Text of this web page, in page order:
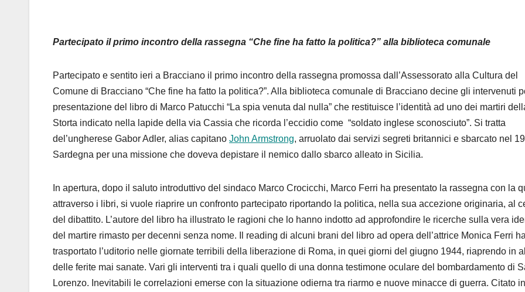
Partecipato il primo incontro della rassegna “Che fine ha fatto la politica?” alla biblioteca comunale
Partecipato e sentito ieri a Bracciano il primo incontro della rassegna promossa dall’Assessorato alla Cultura del
Comune di Bracciano “Che fine ha fatto la politica?”. Alla biblioteca comunale di Bracciano decine gli intervenuti
presentazione del libro di Marco Patucchi “La spia venuta dal nulla” che restituisce l’identità ad uno dei martiri
Storta indicato nella lapide della via Cassia che ricorda l’eccidio come “soldato inglese sconosciuto”. Si tratta
del’ungherese Gabor Adler, alias capitano John Armstrong, arruolato dai servizi segreti britannici e sbarcato nel
Sardegna per una missione che doveva depistare il nemico dallo sbarco alleato in Sicilia.
In apertura, dopo il saluto introduttivo del sindaco Marco Crocicchi, Marco Ferri ha presentato la rassegna con la
attraverso i libri, si vuole riaprire un confronto partecipato riportando la politica, nella sua accezione originaria, al
del dibattito. L’autore del libro ha illustrato le ragioni che lo hanno indotto ad approfondire le ricerche sulla vera
del martire rimasto per decenni senza nome. Il reading di alcuni brani del libro ad opera dell’attrice Monica Ferri ha
trasportato l’uditorio nelle giornate terribili della liberazione di Roma, in quei giorni del giugno 1944, riaprendo in
delle ferite mai sanate. Vari gli interventi tra i quali quello di una donna testimone oculare del bombardamento di
Lorenzo. Inevitabili le correlazioni emerse con la situazione odierna tra riarmo e nuove minacce di guerra. Citato